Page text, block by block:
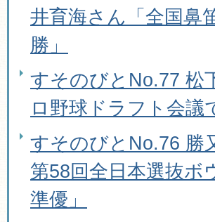
井育海さん「全国鼻
勝」
すそのびとNo.77 松
ロ野球ドラフト会議
すそのびとNo.76 勝
第58回全日本選抜ボ
準優」